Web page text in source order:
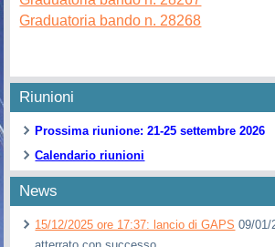
Graduatoria bando n. 28268
Riunioni
Prossima riunione: 21-25 settembre 2026
Calendario riunioni
News
15/12/2025 ore 17:37: lancio di GAPS 09/01/